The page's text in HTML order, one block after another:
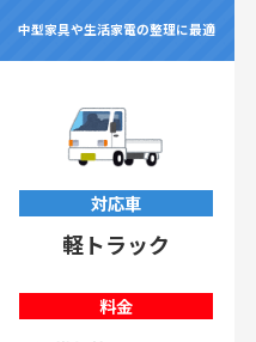
中型家具や生活家電の整理に最適
対応車
軽トラック
料金